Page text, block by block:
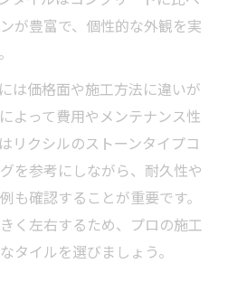
が豊富で、個性的な外観を実
は価格面や施工方法に違いが
よって費用やメンテナンス性
リクシルのストーンタイプコ
を参考にしながら、耐久性や
も確認することが重要です。
く左右するため、プロの施工
タイルを選びましょう。